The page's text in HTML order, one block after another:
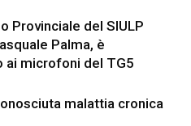
Provinciale del SIULP
Palma, è
ai microfoni del TG5
malattia cronica